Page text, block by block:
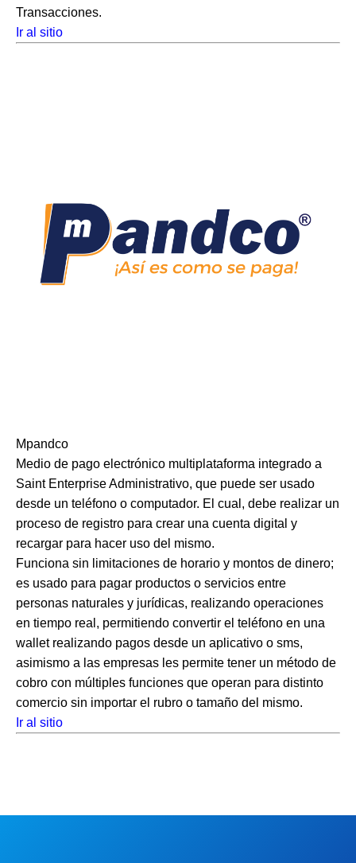
Transacciones.
Ir al sitio
Mpandco
Medio de pago electrónico multiplataforma integrado a
Saint Enterprise Administrativo, que puede ser usado
desde un teléfono o computador. El cual, debe realizar un
proceso de registro para crear una cuenta digital y
recargar para hacer uso del mismo.
Funciona sin limitaciones de horario y montos de dinero;
es usado para pagar productos o servicios entre
personas naturales y jurídicas, realizando operaciones
en tiempo real, permitiendo convertir el teléfono en una
wallet realizando pagos desde un aplicativo o sms,
asimismo a las empresas les permite tener un método de
cobro con múltiples funciones que operan para distinto
comercio sin importar el rubro o tamaño del mismo.
Ir al sitio